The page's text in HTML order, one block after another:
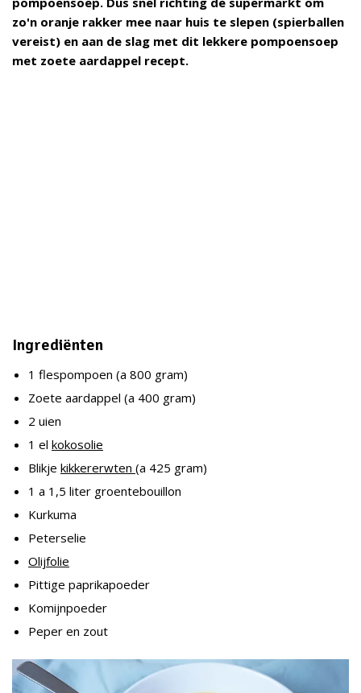
zo'n oranje rakker mee naar huis te slepen (spierballen
vereist) en aan de slag met dit lekkere pompoensoep
met zoete aardappel recept.
Ingrediënten
1 flespompoen (a 800 gram)
Zoete aardappel (a 400 gram)
2 uien
1 el kokosolie
Blikje kikkererwten (a 425 gram)
1 a 1,5 liter groentebouillon
Kurkuma
Peterselie
Olijfolie
Pittige paprikapoeder
Komijnpoeder
Peper en zout